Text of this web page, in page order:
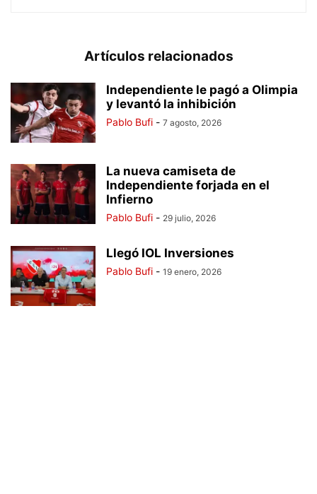
Artículos relacionados
Independiente le pagó a Olimpia
y levantó la inhibición
Pablo Bufi - 7 agosto, 2026
La nueva camiseta de
Independiente forjada en el
Infierno
Pablo Bufi - 29 julio, 2026
Llegó IOL Inversiones
Pablo Bufi - 19 enero, 2026